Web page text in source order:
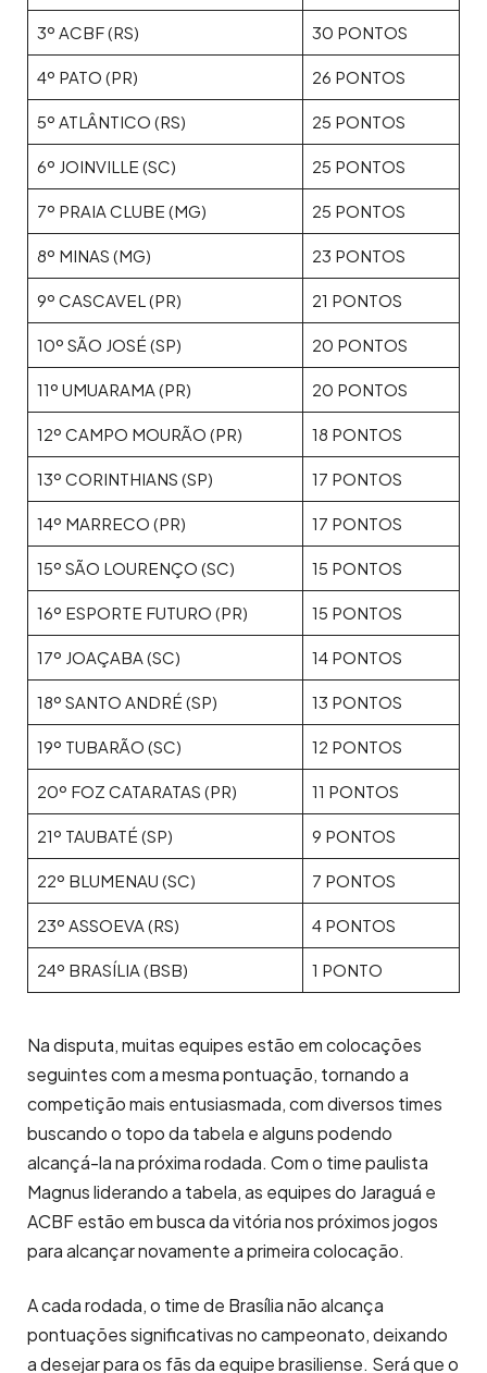
3º ACBF (RS) 30 PONTOS
4º PATO (PR) 26 PONTOS
5º ATLÂNTICO (RS) 25 PONTOS
6º JOINVILLE (SC) 25 PONTOS
7º PRAIA CLUBE (MG) 25 PONTOS
8º MINAS (MG) 23 PONTOS
9º CASCAVEL (PR) 21 PONTOS
10º SÃO JOSÉ (SP) 20 PONTOS
11º UMUARAMA (PR) 20 PONTOS
12º CAMPO MOURÃO (PR) 18 PONTOS
13º CORINTHIANS (SP) 17 PONTOS
14º MARRECO (PR) 17 PONTOS
15º SÃO LOURENÇO (SC) 15 PONTOS
16º ESPORTE FUTURO (PR) 15 PONTOS
17º JOAÇABA (SC) 14 PONTOS
18º SANTO ANDRÉ (SP) 13 PONTOS
19º TUBARÃO (SC) 12 PONTOS
20º FOZ CATARATAS (PR) 11 PONTOS
21º TAUBATÉ (SP) 9 PONTOS
22º BLUMENAU (SC) 7 PONTOS
23º ASSOEVA (RS) 4 PONTOS
24º BRASÍLIA (BSB) 1 PONTO
Na disputa, muitas equipes estão em colocações
seguintes com a mesma pontuação, tornando a
competição mais entusiasmada, com diversos times
buscando o topo da tabela e alguns podendo
alcançá-la na próxima rodada. Com o time paulista
Magnus liderando a tabela, as equipes do Jaraguá e
ACBF estão em busca da vitória nos próximos jogos
para alcançar novamente a primeira colocação.
A cada rodada, o time de Brasília não alcança
pontuações significativas no campeonato, deixando
a desejar para os fãs da equipe brasiliense. Será que o